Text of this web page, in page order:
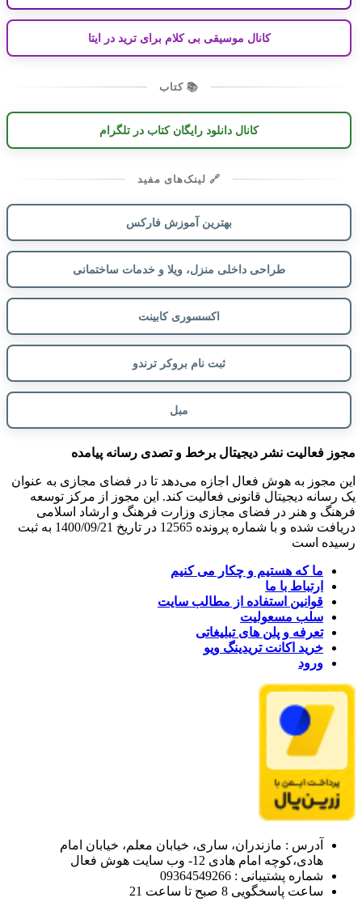
کانال موسیقی بی کلام برای ترید در ایتا
📚 کتاب
کانال دانلود رایگان کتاب در تلگرام
🔗 لینک‌های مفید
بهترین آموزش فارکس
طراحی داخلی منزل، ویلا و خدمات ساختمانی
اکسسوری کابینت
ثبت نام بروکر ترندو
مبل
مجوز فعالیت نشر دیجیتال برخط و تصدی رسانه پیامده
این مجوز به هوش فعال اجازه می‌دهد تا در فضای مجازی به عنوان
یک رسانه دیجیتال قانونی فعالیت کند. این مجوز از مرکز توسعه
فرهنگ و هنر در فضای مجازی وزارت فرهنگ و ارشاد اسلامی
دریافت شده و با شماره پرونده 12565 در تاریخ 1400/09/21 به ثبت
رسیده است
ما که هستیم و چکار می کنیم
ارتباط با ما
قوانین استفاده از مطالب سایت
سلب مسعولیت
تعرفه و پلن های تبلیغاتی
خرید اکانت تریدینگ ویو
ورود
آدرس : مازندران، ساری، خیابان معلم، خیابان امام
هادی،کوچه امام هادی 12- وب سایت هوش فعال
شماره پشتیبانی : 09364549266
ساعت پاسخگویی 8 صبح تا ساعت 21